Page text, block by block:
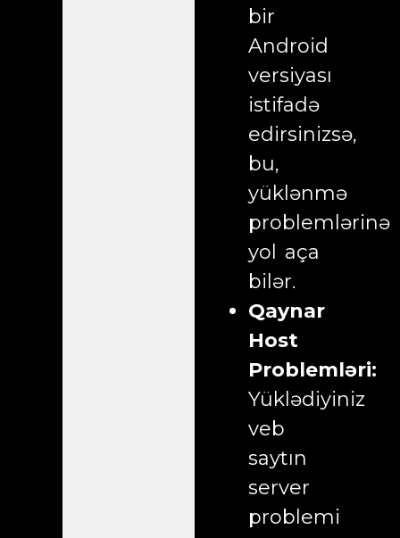
bir
Android
versiyası
istifadə
edirsinizsə,
bu,
yüklənmə
problemlərinə
yol aça
bilər.
Qaynar
Host
Problemləri:
Yüklədiyiniz
veb
saytın
server
problemi